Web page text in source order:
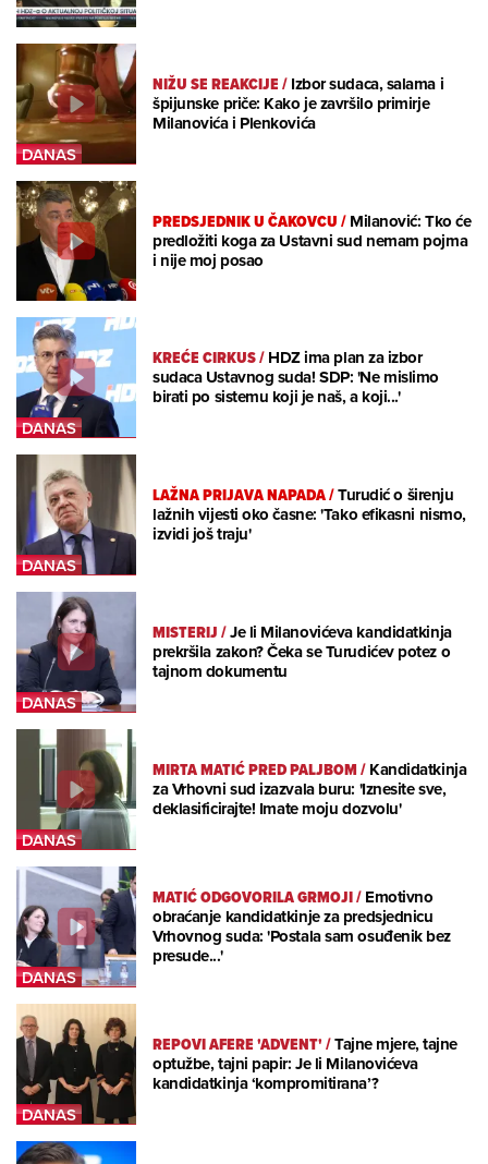
NIŽU SE REAKCIJE/Izbor sudaca, salama i
špijunske priče: Kako je završilo primirje
Milanovića i Plenkovića
PREDSJEDNIK U ČAKOVCU/Milanović: Tko će
predložiti koga za Ustavni sud nemam pojma
i nije moj posao
KREĆE CIRKUS/HDZ ima plan za izbor
sudaca Ustavnog suda! SDP: 'Ne mislimo
birati po sistemu koji je naš, a koji...'
LAŽNA PRIJAVA NAPADA/Turudić o širenju
lažnih vijesti oko časne: 'Tako efikasni nismo,
izvidi još traju'
MISTERIJ/Je li Milanovićeva kandidatkinja
prekršila zakon? Čeka se Turudićev potez o
tajnom dokumentu
MIRTA MATIĆ PRED PALJBOM/Kandidatkinja
za Vrhovni sud izazvala buru: 'Iznesite sve,
deklasificirajte! Imate moju dozvolu'
MATIĆ ODGOVORILA GRMOJI/Emotivno
obraćanje kandidatkinje za predsjednicu
Vrhovnog suda: 'Postala sam osuđenik bez
presude...'
REPOVI AFERE 'ADVENT'/Tajne mjere, tajne
optužbe, tajni papir: Je li Milanovićeva
kandidatkinja ‘kompromitirana’?